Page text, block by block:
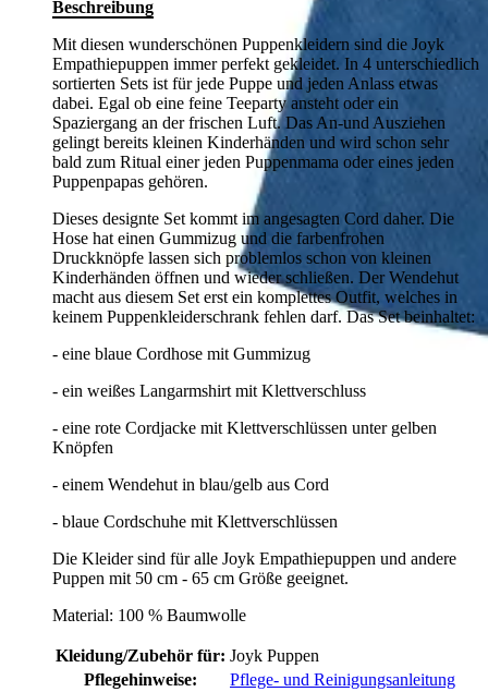
Beschreibung
Mit diesen wunderschönen Puppenkleidern sind die Joyk
Empathiepuppen immer perfekt gekleidet. In 4 unterschiedlich
sortierten Sets ist für jede Puppe und jeden Anlass etwas
dabei. Egal ob eine feine Teeparty ansteht oder ein
Spaziergang an der frischen Luft. Das An-und Ausziehen
gelingt bereits kleinen Kinderhänden und wird schon sehr
bald zum Ritual einer jeden Puppenmama oder eines jeden
Puppenpapas gehören.
Dieses designte Set kommt im angesagten Cord daher. Die
Hose hat einen Gummizug und die farbenfrohen
Druckknöpfe lassen sich problemlos schon von kleinen
Kinderhänden öffnen und wieder schließen. Der Wendehut
macht aus diesem Set erst ein komplettes Outfit, welches in
keinem Puppenkleiderschrank fehlen darf. Das Set beinhaltet:
- eine blaue Cordhose mit Gummizug
- ein weißes Langarmshirt mit Klettverschluss
- eine rote Cordjacke mit Klettverschlüssen unter gelben
Knöpfen
- einem Wendehut in blau/gelb aus Cord
- blaue Cordschuhe mit Klettverschlüssen
Die Kleider sind für alle Joyk Empathiepuppen und andere
Puppen mit 50 cm - 65 cm Größe geeignet.
Material: 100 % Baumwolle
Kleidung/Zubehör für: Joyk Puppen
Pflegehinweise:
Pflege- und Reinigungsanleitung